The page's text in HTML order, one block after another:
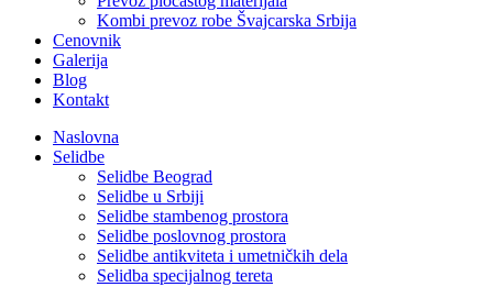
Kombi prevoz robe Švajcarska Srbija
Cenovnik
Galerija
Blog
Kontakt
Naslovna
Selidbe
Selidbe Beograd
Selidbe u Srbiji
Selidbe stambenog prostora
Selidbe poslovnog prostora
Selidbe antikviteta i umetničkih dela
Selidba specijalnog tereta